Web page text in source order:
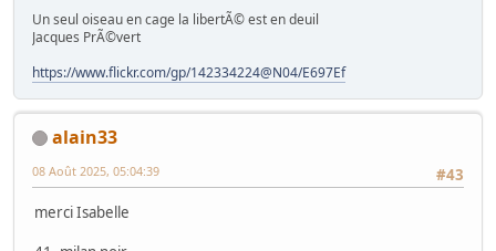
Un seul oiseau en cage la libertÃ© est en deuil
Jacques PrÃ©vert
https://www.flickr.com/gp/142334224@N04/E697Ef
alain33
#43
08 Août 2025, 05:04:39
merci Isabelle